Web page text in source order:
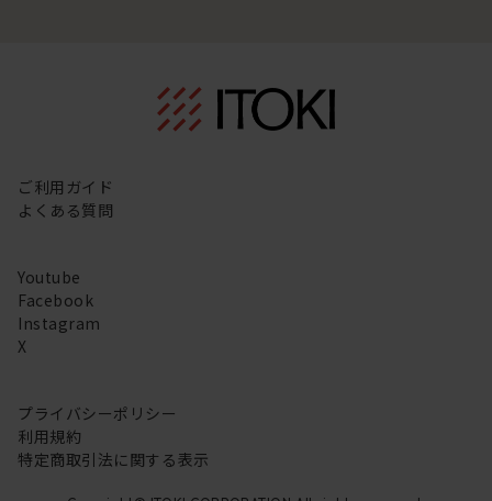
ご利用ガイド
よくある質問
Youtube
Facebook
Instagram
X
プライバシーポリシー
利用規約
特定商取引法に関する表示